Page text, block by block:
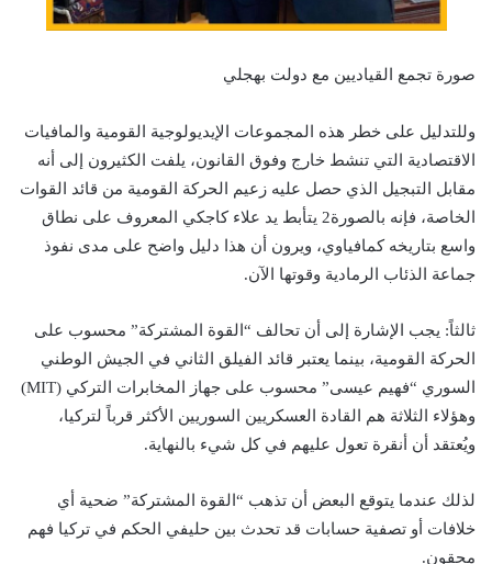
صورة تجمع القياديين مع دولت بهجلي
وللتدليل على خطر هذه المجموعات الإيديولوجية القومية والمافيات
الاقتصادية التي تنشط خارج وفوق القانون، يلفت الكثيرون إلى أنه
مقابل التبجيل الذي حصل عليه زعيم الحركة القومية من قائد القوات
الخاصة، فإنه بالصورة2 يتأبط يد علاء كاجكي المعروف على نطاق
واسع بتاريخه كمافياوي، ويرون أن هذا دليل واضح على مدى نفوذ
جماعة الذئاب الرمادية وقوتها الآن.
ثالثاً: يجب الإشارة إلى أن تحالف “القوة المشتركة” محسوب على
الحركة القومية، بينما يعتبر قائد الفيلق الثاني في الجيش الوطني
السوري “فهيم عيسى” محسوب على جهاز المخابرات التركي (MIT)
وهؤلاء الثلاثة هم القادة العسكريين السوريين الأكثر قرباً لتركيا،
ويُعتقد أن أنقرة تعول عليهم في كل شيء بالنهاية.
لذلك عندما يتوقع البعض أن تذهب “القوة المشتركة” ضحية أي
خلافات أو تصفية حسابات قد تحدث بين حليفي الحكم في تركيا فهم
محقون.